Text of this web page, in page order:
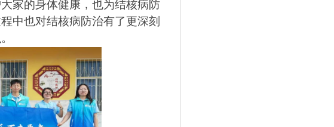
家的身体健康，也为结核病防
中也对结核病防治有了更深刻